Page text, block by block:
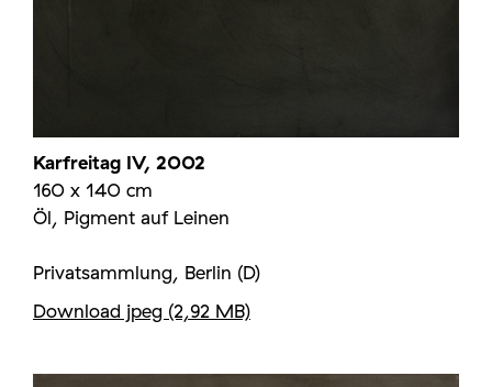
Karfreitag IV, 2002
160 x 140 cm
Öl, Pigment auf Leinen
Privatsammlung, Berlin (D)
Download jpeg (2,92 MB)